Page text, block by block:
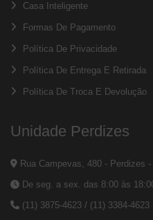
Casa Inteligente
Formas De Pagamento
Política De Privacidade
Política De Entrega E Retirada
Política De Troca E Devolução
Unidade Perdizes
Rua Campevas, 480 - Perdizes
De seg. a sex. das 8:00 às
(11) 3875-4623 / (11) 3384-4623